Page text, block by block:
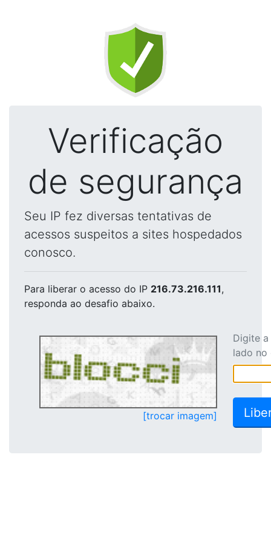
Verificação
de segurança
Seu IP fez diversas tentativas de
acessos suspeitos a sites hospedados
conosco.
Para liberar o acesso do IP 216.73.216.111,
responda ao desafio abaixo.
[trocar imagem]
Digite
lado no